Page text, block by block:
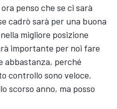
penso che se ci sarà
cadrò sarà per una buona
migliore posizione
importante per noi fare
abbastanza, perché
controllo sono veloce.
scorso anno, ma posso